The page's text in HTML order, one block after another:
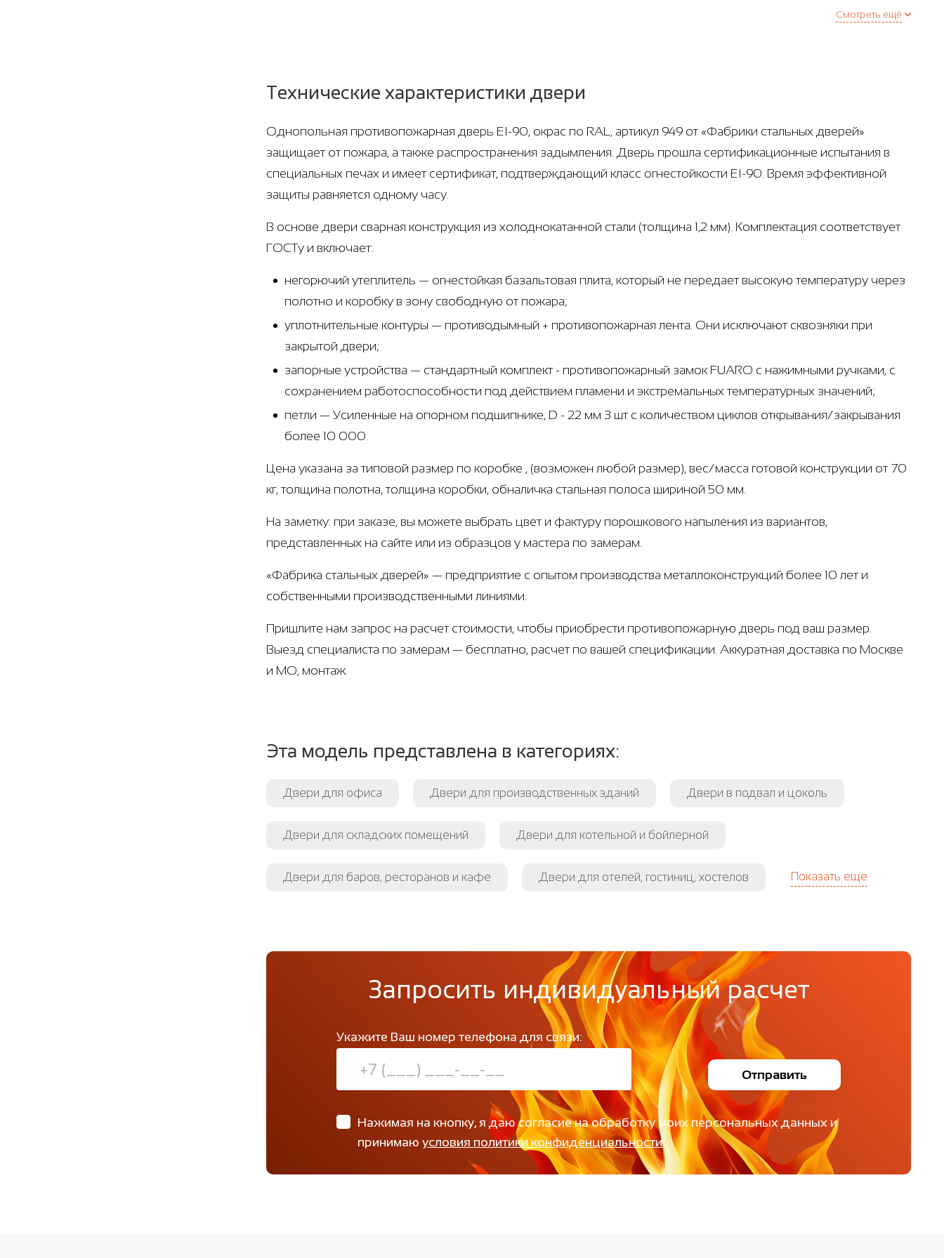
Смотреть ещё
Технические характеристики двери
Однопольная противопожарная дверь EI-90, окрас по RAL, артикул 949 от «Фабрики стальных дверей»
защищает от пожара, а также распространения задымления. Дверь прошла сертификационные испытания в
специальных печах и имеет сертификат, подтверждающий класс огнестойкости EI-90. Время эффективной
защиты равняется одному часу.
В основе двери сварная конструкция из холоднокатанной стали (толщина 1,2 мм). Комплектация соответствует
ГОСТу и включает:
негорючий утеплитель — огнестойкая базальтовая плита, который не передает высокую температуру через
полотно и коробку в зону свободную от пожара;
уплотнительные контуры — противодымный + противопожарная лента. Они исключают сквозняки при
закрытой двери;
запорные устройства — стандартный комплект - противопожарный замок FUARO с нажимными ручками, с
сохранением работоспособности под действием пламени и экстремальных температурных значений;
петли — Усиленные на опорном подшипнике, D - 22 мм 3 шт с количеством циклов открывания/закрывания
более 10 000.
Цена указана за типовой размер по коробке , (возможен любой размер), вес/масса готовой конструкции от 70
кг, толщина полотна, толщина коробки, обналичка стальная полоса шириной 50 мм.
На заметку: при заказе, вы можете выбрать цвет и фактуру порошкового напыления из вариантов,
представленных на сайте или из образцов у мастера по замерам.
«Фабрика стальных дверей» — предприятие с опытом производства металлоконструкций более 10 лет и
собственными производственными линиями.
Пришлите нам запрос на расчет стоимости, чтобы приобрести противопожарную дверь под ваш размер.
Выезд специалиста по замерам — бесплатно, расчет по вашей спецификации. Аккуратная доставка по Москве
и МО, монтаж.
Эта модель представлена в категориях:
Двери для офиса Двери для производственных зданий Двери в подвал и цоколь
Двери для складских помещений Двери для котельной и бойлерной
Двери для баров, ресторанов и кафе Двери для отелей, гостиниц, хостелов Показать еще
Запросить индивидуальный расчет
Укажите Ваш номер телефона для связи:
Отправить
Нажимая на кнопку, я даю согласие на обработку моих персональных данных и
принимаю условия политики конфиденциальности.